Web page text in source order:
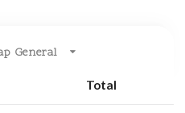
General
Total